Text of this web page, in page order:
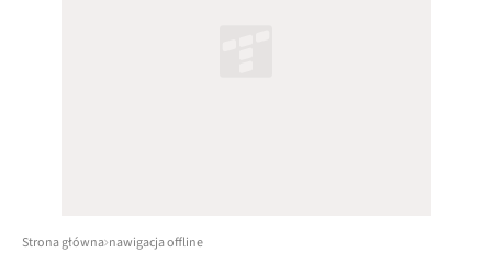
Strona główna nawigacja offline